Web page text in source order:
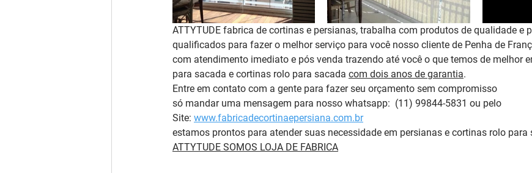
ATTYTUDE fabrica de cortinas e persianas, trabalha com produtos de qualidade e
qualificados para fazer o melhor serviço para você nosso cliente de Penha de
com atendimento imediato e pós venda trazendo até você o que temos de melhor
para sacada e cortinas rolo para sacada com dois anos de garantia.
Entre em contato com a gente para fazer seu orçamento sem compromisso
só mandar uma mensagem para nosso whatsapp:  (11) 99844-5831 ou pelo
Site: www.fabricadecortinaepersiana.com.br
estamos prontos para atender suas necessidade em persianas e cortinas rolo para
ATTYTUDE SOMOS LOJA DE FABRICA